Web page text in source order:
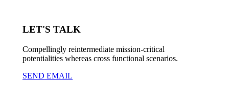
LET'S TALK
Compellingly reintermediate mission-critical
potentialities whereas cross functional scenarios.
SEND EMAIL